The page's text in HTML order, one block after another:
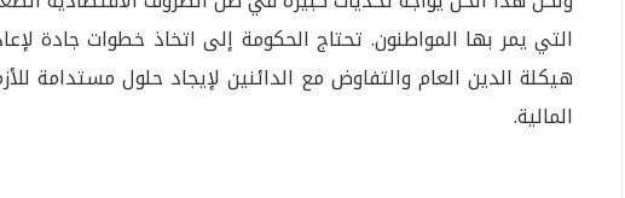
التي يمر بها المواطنون. تحتاج الحكومة إلى اتخاذ خطوات جادة
هيكلة الدين العام والتفاوض مع الدائنين لإيجاد حلول مستدامة
المالية.